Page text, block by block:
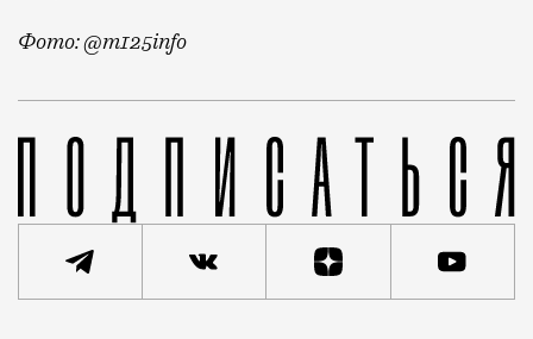
Фото: @m125info
После ухода «Тиндера» из России знакомиться